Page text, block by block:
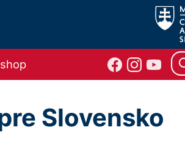
Slovensko